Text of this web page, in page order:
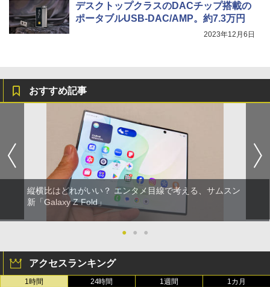
デスクトップクラスのDACチップ搭載の
ポータブルUSB-DAC/AMP。約7.3万円
2023年12月6日
おすすめ記事
縦横比はどれがいい？ エンタメ目線で考える、サムスン
新「Galaxy Z Fold」
● ● ●
アクセスランキング
1時間 24時間 1週間 1カ月